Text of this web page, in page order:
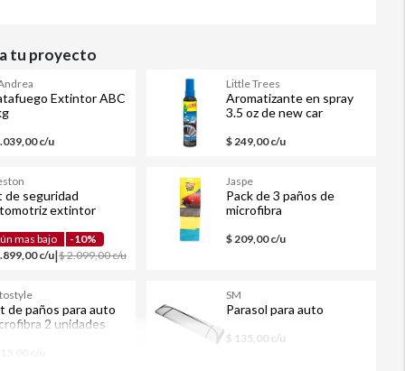
tu proyecto
Extintor ABC
c/u
Little Trees
Aromatizante en spray
3.5 oz de new car
$ 249,00 c/u
de seguridad
extintor
mas bajo
-10%
c/u|$ 2.099,00 c/u
Jaspe
Pack de 3 paños de
microfibra
$ 209,00 c/u
de paños para auto
2 unidades
SM
Parasol para auto
$ 135,00 c/u